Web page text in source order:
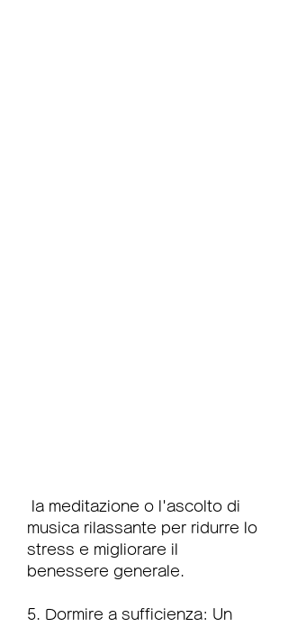
musica rilassante per ridurre lo
stress e migliorare il
benessere generale.
5. Dormire a sufficienza: Un